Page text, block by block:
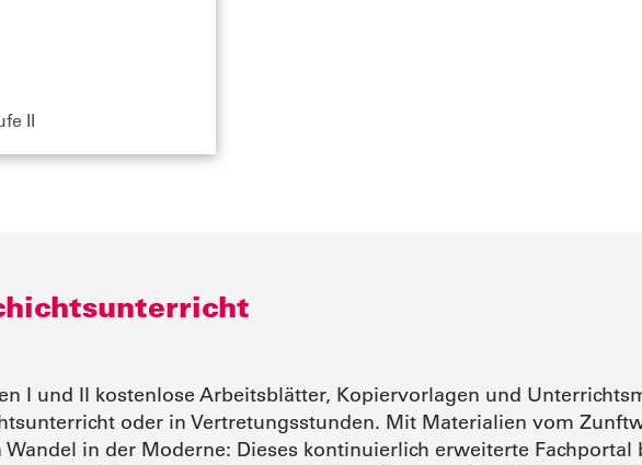
II
I und II kostenlose Arbeitsblätter, Kopiervorlagen und
oder in Vertretungsstunden. Mit Materialien vom
in der Moderne: Dieses kontinuierlich erweiterte